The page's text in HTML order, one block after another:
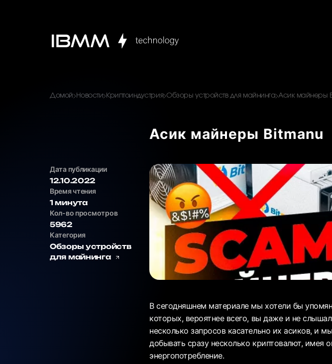
Домой Новости Криптоиндустрия Обзоры устройств для майнинга Асик майнеры
Асик майнеры Bitmanu
Дата публикации
12.10.2022
Время чтения
1 минута
Кол-во просмотров
5962
Категория
Обзоры устройств
для майнинга
В сегодняшнем материале мы хотели бы
которых, вероятнее всего, вы даже и не
несколько запросов касательно их асиков, и
добывать сразу несколько криптовалют,
энергопотребление.